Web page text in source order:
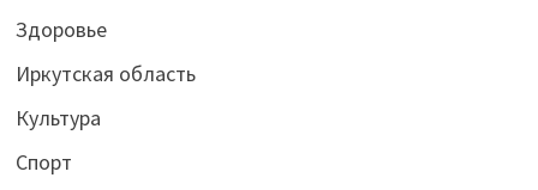
Здоровье
Иркутская область
Культура
Спорт